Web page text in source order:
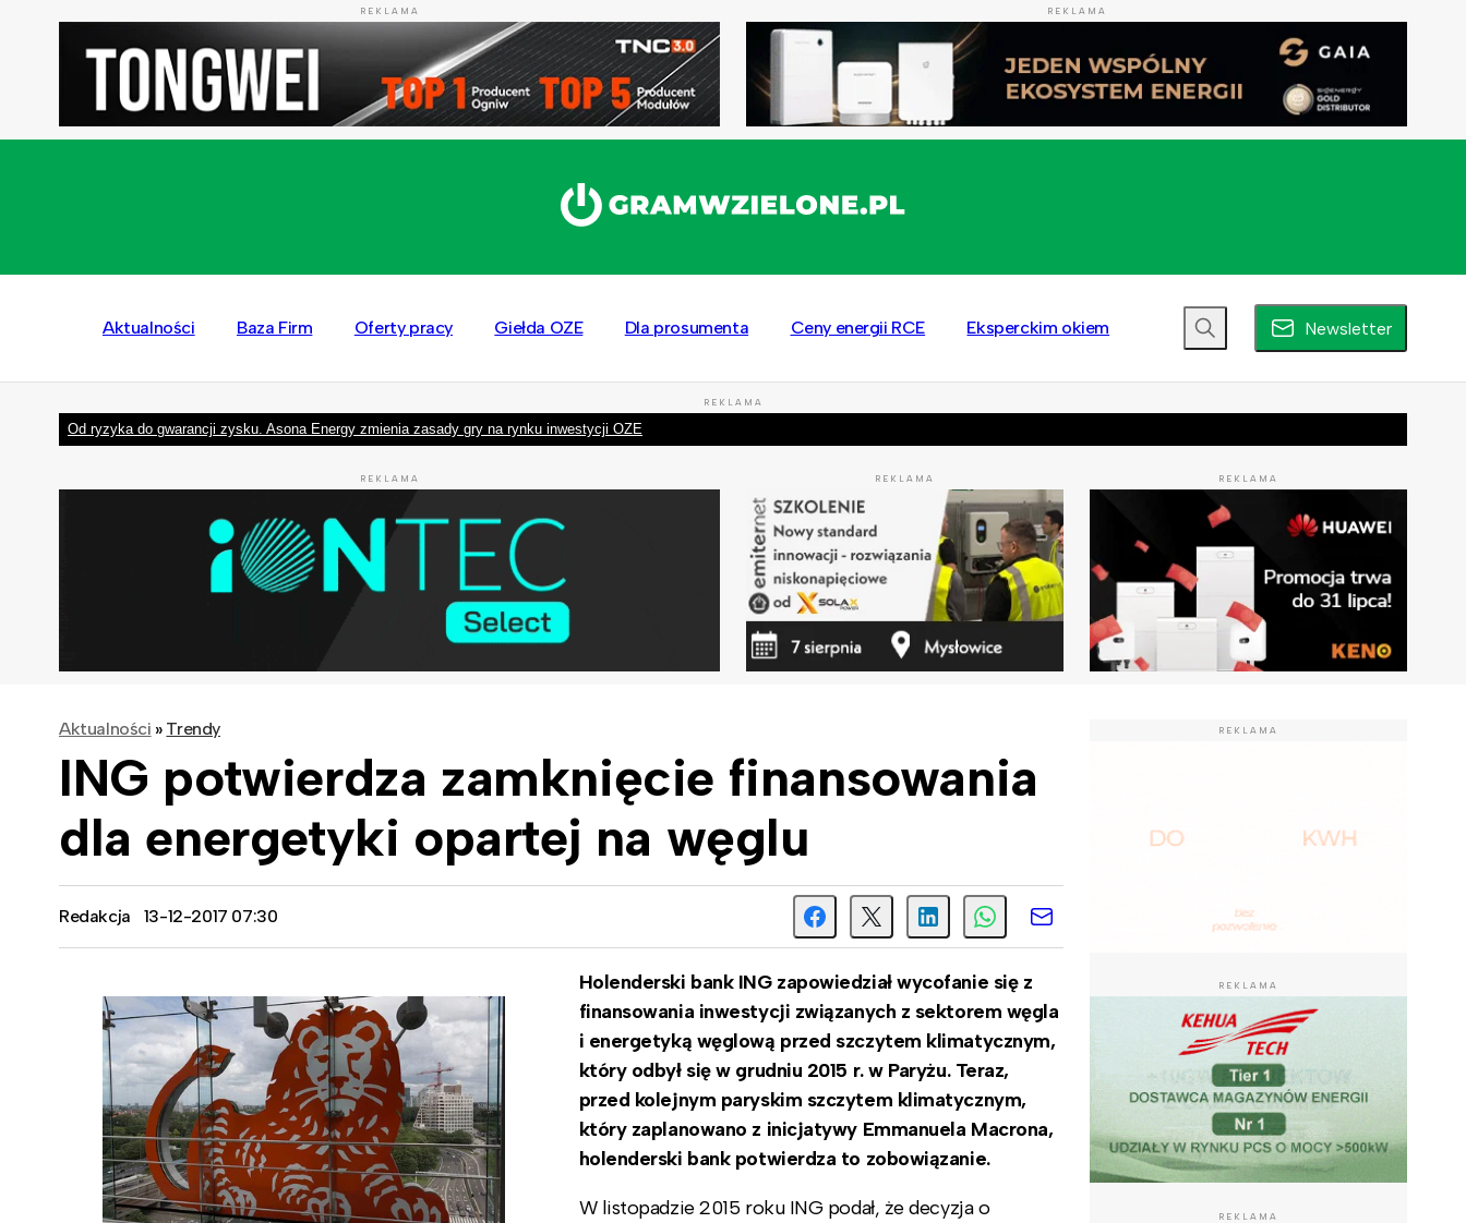
REKLAMA REKLAMA
Aktualności Baza Firm Oferty pracy Giełda OZE Dla prosumenta Ceny energii RCE Eksperckim okiem Newsletter
REKLAMA
Od ryzyka do gwarancji zysku. Asona Energy zmienia zasady gry na rynku inwestycji OZE
REKLAMA REKLAMA REKLAMA
Aktualności » Trendy
ING potwierdza zamknięcie finansowania
dla energetyki opartej na węglu
Redakcja 13-12-2017 07:30
Holenderski bank ING zapowiedział wycofanie się z
finansowania inwestycji związanych z sektorem węgla
i energetyką węglową przed szczytem klimatycznym,
który odbył się w grudniu 2015 r. w Paryżu. Teraz,
przed kolejnym paryskim szczytem klimatycznym,
który zaplanowano z inicjatywy Emmanuela Macrona,
holenderski bank potwierdza to zobowiązanie.
W listopadzie 2015 roku ING podał, że decyzja o
REKLAMA
REKLAMA
REKLAMA